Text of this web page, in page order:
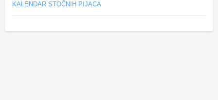
KALENDAR STOČNIH PIJACA